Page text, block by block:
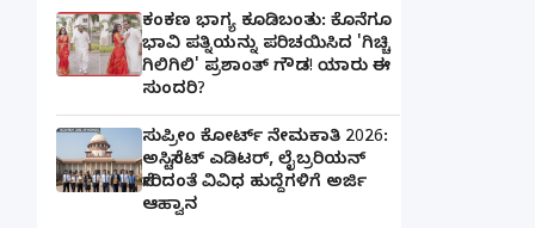
ಕಂಕಣ ಭಾಗ್ಯ ಕೂಡಿಬಂತು: ಕೊನೆಗೂ
ಭಾವಿ ಪತ್ನಿಯನ್ನು ಪರಿಚಯಿಸಿದ 'ಗಿಚ್ಚಿ
ಗಿಲಿಗಿಲಿ' ಪ್ರಶಾಂತ್ ಗೌಡ! ಯಾರು ಈ
ಸುಂದರಿ?
ಸುಪ್ರೀಂ ಕೋರ್ಟ್ ನೇಮಕಾತಿ 2026:
ಅಸಿಸ್ಟೆಂಟ್ ಎಡಿಟರ್, ಲೈಬ್ರರಿಯನ್
ಸೇರಿದಂತೆ ವಿವಿಧ ಹುದ್ದೆಗಳಿಗೆ ಅರ್ಜಿ
ಆಹ್ವಾನ